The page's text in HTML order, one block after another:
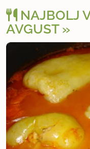
NAJBOLJ
AVGUST